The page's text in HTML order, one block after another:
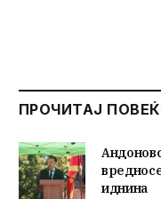
ПРОЧИТАЈ
иднина